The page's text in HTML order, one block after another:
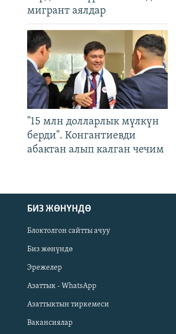
Русский
ОНЛАЙН ШЕРИНЕ
мигрант аялдар
"15 млн долларлык мүлкүн
берди". Конгантиевди
абактан алып калган чечим
БИЗ ЖӨНҮНДӨ
Блоктолгон сайтты ачуу
Биз жөнүндө
Эрежелер
Азаттык - WhatsApp
Азаттыктын тиркемеси
Вакансиялар